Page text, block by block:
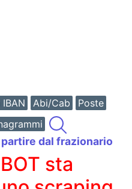
Abi/Cab
Poste
dal frazionario
sta